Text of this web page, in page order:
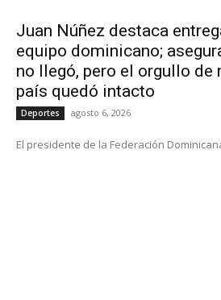
Juan Núñez destaca
equipo dominicano;
no llegó, pero el orgullo de
país quedó intacto
Deportes agosto 6, 2026
El presidente de la Federación